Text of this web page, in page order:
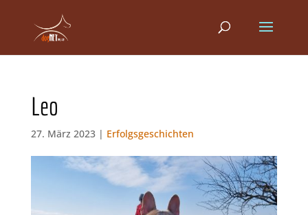
Leo
27. März 2023 | Erfolgsgeschichten